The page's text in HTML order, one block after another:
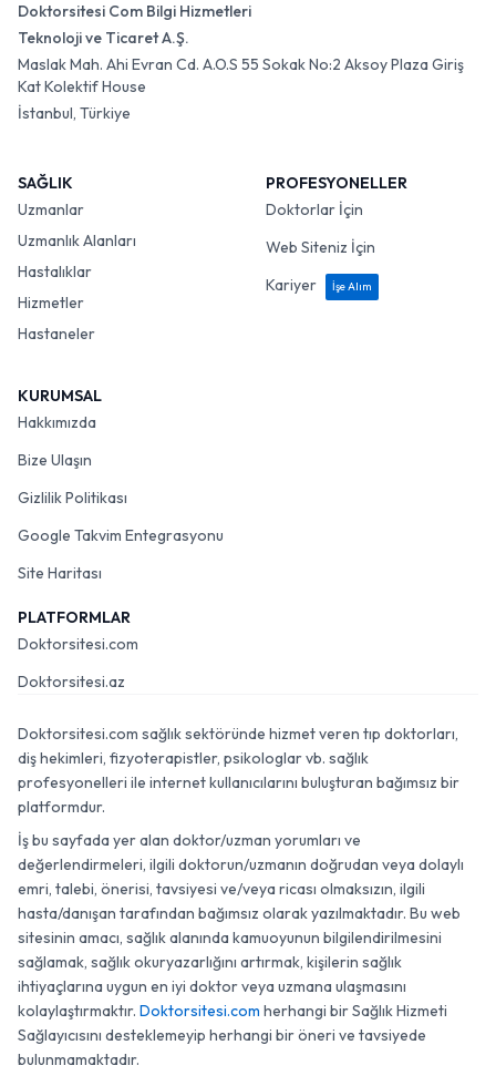
Doktorsitesi Com Bilgi Hizmetleri
Teknoloji ve Ticaret A.Ş.
Maslak Mah. Ahi Evran Cd. A.O.S 55 Sokak No:2 Aksoy Plaza Giriş
Kat Kolektif House
İstanbul, Türkiye
SAĞLIK
Uzmanlar
Uzmanlık Alanları
Hastalıklar
Hizmetler
Hastaneler
PROFESYONELLER
Doktorlar İçin
Web Siteniz İçin
Kariyer
İşe Alım
KURUMSAL
Hakkımızda
Bize Ulaşın
Gizlilik Politikası
Google Takvim Entegrasyonu
Site Haritası
PLATFORMLAR
Doktorsitesi.com
Doktorsitesi.az
Doktorsitesi.com sağlık sektöründe hizmet veren tıp doktorları,
diş hekimleri, fizyoterapistler, psikologlar vb. sağlık
profesyonelleri ile internet kullanıcılarını buluşturan bağımsız bir
platformdur.
İş bu sayfada yer alan doktor/uzman yorumları ve
değerlendirmeleri, ilgili doktorun/uzmanın doğrudan veya dolaylı
emri, talebi, önerisi, tavsiyesi ve/veya ricası olmaksızın, ilgili
hasta/danışan tarafından bağımsız olarak yazılmaktadır. Bu web
sitesinin amacı, sağlık alanında kamuoyunun bilgilendirilmesini
sağlamak, sağlık okuryazarlığını artırmak, kişilerin sağlık
ihtiyaçlarına uygun en iyi doktor veya uzmana ulaşmasını
kolaylaştırmaktır. Doktorsitesi.com herhangi bir Sağlık Hizmeti
Sağlayıcısını desteklemeyip herhangi bir öneri ve tavsiyede
bulunmamaktadır.